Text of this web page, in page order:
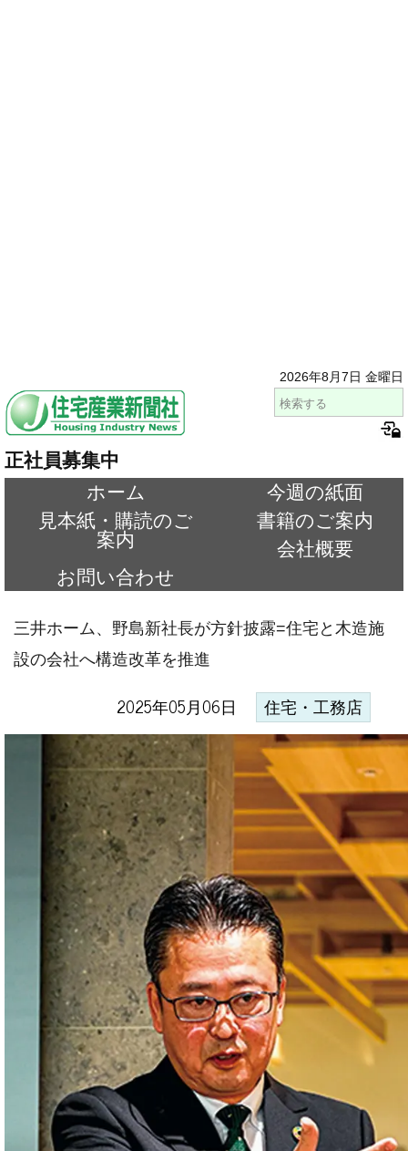
2026年8月7日 金曜日
正社員募集中
ホーム
今週の紙面
見本紙・購読のご
案内
書籍のご案内
会社概要
お問い合わせ
三井ホーム、野島新社長が方針披露=住宅と木造施
設の会社へ構造改革を推進
2025年05月06日 住宅・工務店